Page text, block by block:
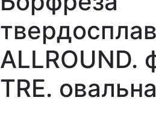
ALLROUND.
TRE.